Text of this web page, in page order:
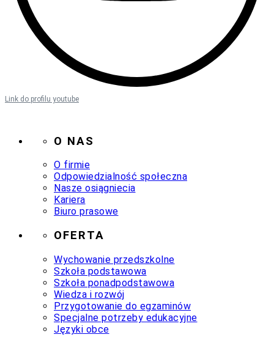
Link do profilu youtube
O NAS
O firmie
Odpowiedzialność społeczna
Nasze osiągniecia
Kariera
Biuro prasowe
OFERTA
Wychowanie przedszkolne
Szkoła podstawowa
Szkoła ponadpodstawowa
Wiedza i rozwój
Przygotowanie do egzaminów
Specjalne potrzeby edukacyjne
Języki obce